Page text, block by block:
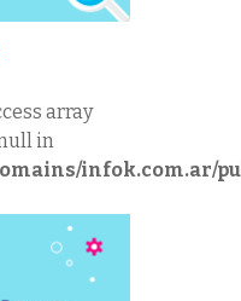
array
in